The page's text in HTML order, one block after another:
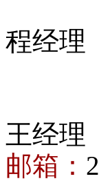
程经
王经
邮箱：